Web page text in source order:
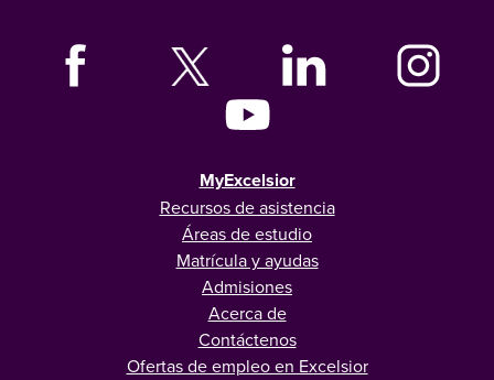
MyExcelsior
Recursos de asistencia
Áreas de estudio
Matrícula y ayudas
Admisiones
Acerca de
Contáctenos
Ofertas de empleo en Excelsior